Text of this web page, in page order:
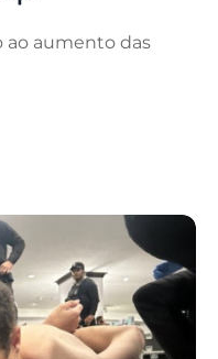
ao aumento das